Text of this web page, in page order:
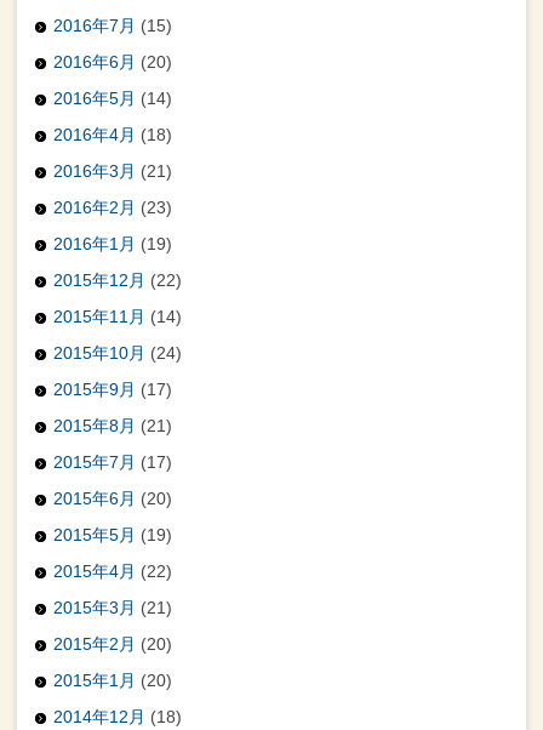
2016年7月 (15)
2016年6月 (20)
2016年5月 (14)
2016年4月 (18)
2016年3月 (21)
2016年2月 (23)
2016年1月 (19)
2015年12月 (22)
2015年11月 (14)
2015年10月 (24)
2015年9月 (17)
2015年8月 (21)
2015年7月 (17)
2015年6月 (20)
2015年5月 (19)
2015年4月 (22)
2015年3月 (21)
2015年2月 (20)
2015年1月 (20)
2014年12月 (18)